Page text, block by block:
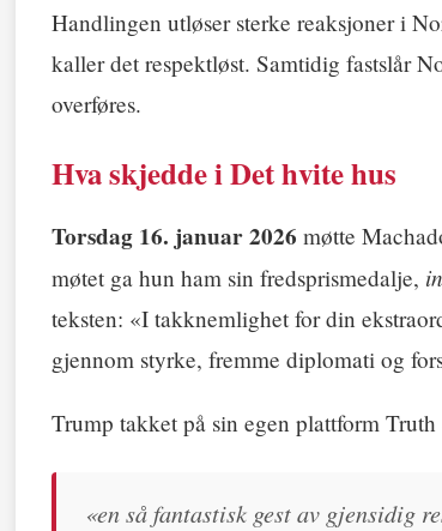
Handlingen utløser sterke reaksjoner i
kaller det respektløst. Samtidig fastslår
overføres.
Hva skjedde i Det hvite hus
Torsdag 16. januar 2026 møtte
møtet ga hun ham sin fredsprismedalje,
teksten: «I takknemlighet for din
gjennom styrke, fremme diplomati og
Trump takket på sin egen plattform
«en så fantastisk gest av gjensidig